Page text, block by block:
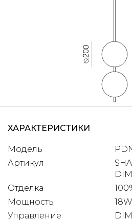
ХАРАКТЕРИСТИКИ
Артикул
Модель
Отделка
Мощность
18W
Управление